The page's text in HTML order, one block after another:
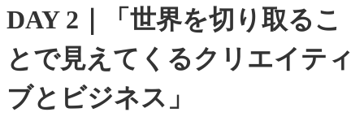
DAY 2｜「世界を切り取るこ
とで見えてくるクリエイティ
ブとビジネス」